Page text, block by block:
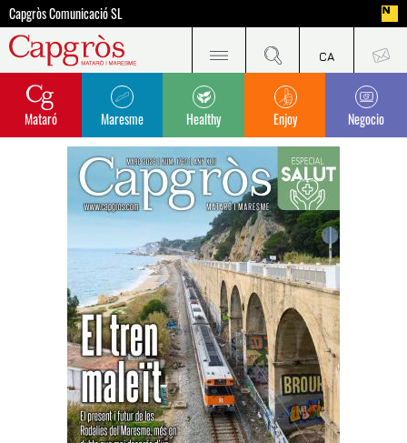
Capgròs Comunicació SL
Mataró Maresme Healthy Enjoy Negocio